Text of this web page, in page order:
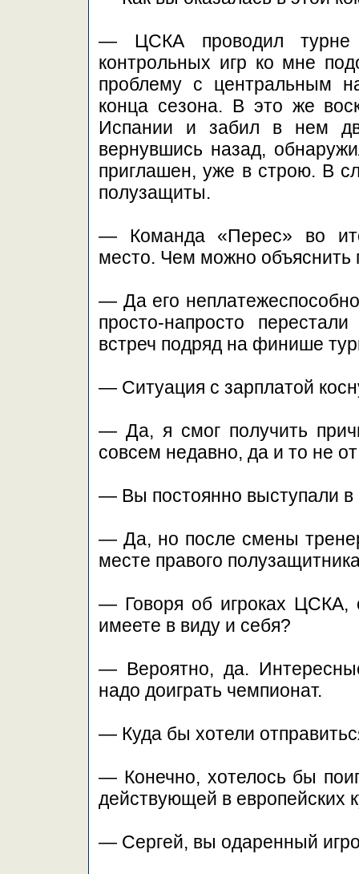
— ЦСКА проводил
контрольных игр ко мне
проблему с центральным
конца сезона. В это же
Испании и забил в нем
вернувшись назад,
приглашен, уже в строю. В
полузащиты.
— Команда «Перес» во
место. Чем можно объяснить
— Да его
просто-напросто
встреч подряд на финише
— Ситуация с зарплатой
— Да, я смог получить
совсем недавно, да и то не
— Вы постоянно выступали в
— Да, но после смены
месте правого
— Говоря об игроках ЦСКА,
имеете в виду и себя?
— Вероятно, да.
надо доиграть чемпионат.
— Куда бы хотели
— Конечно, хотелось бы
действующей в европейских
— Сергей, вы одаренный